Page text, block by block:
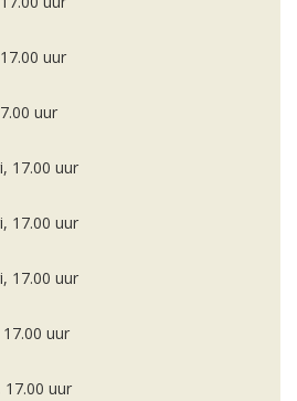
uur
uur
17.00 uur
17.00 uur
17.00 uur
uur
uur